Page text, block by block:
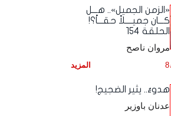
شهر نـوفـمـبـر ,
شهر ديـسـمـبـر ,
شهر أكـتـوبـر ,
شهر نـوفـمـبـر ,
شهر ديـسـمـبـر ,
شهر سـبـتـمـبـر ,
شهر أكـتـوبـر ,
شهر نـوفـمـبـر ,
شهر ديـسـمـبـر ,
«الزمن الجميل».. هـــل
كـــان جميــــلاً حقـــاً؟!
الحلقة 154
مروان ناصح
المزيد
هدوءٌ.. يثير الضجيج!
عدنان باوزير